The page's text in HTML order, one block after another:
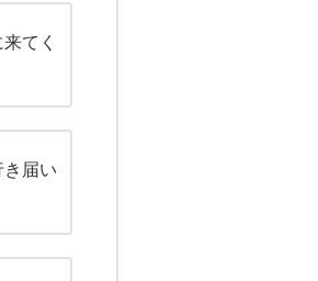
てく
届い